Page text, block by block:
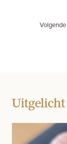
Uitgelicht